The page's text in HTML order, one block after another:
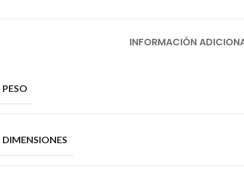
INFORMACIÓN
PESO
DIMENSIONES